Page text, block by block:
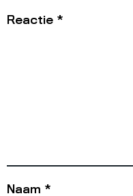
Reactie *
Naam *